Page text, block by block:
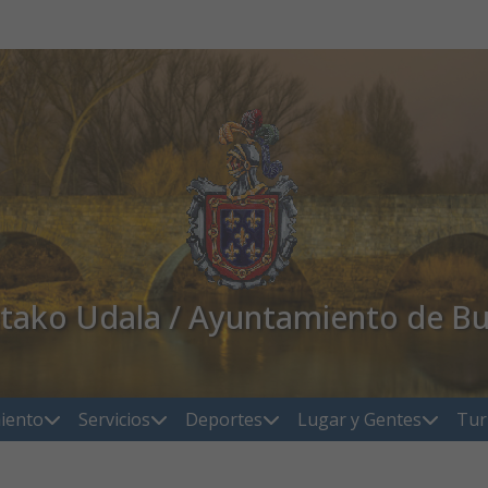
Udala / Ayuntamiento de
Servicios Deportes Lugar y Gentes